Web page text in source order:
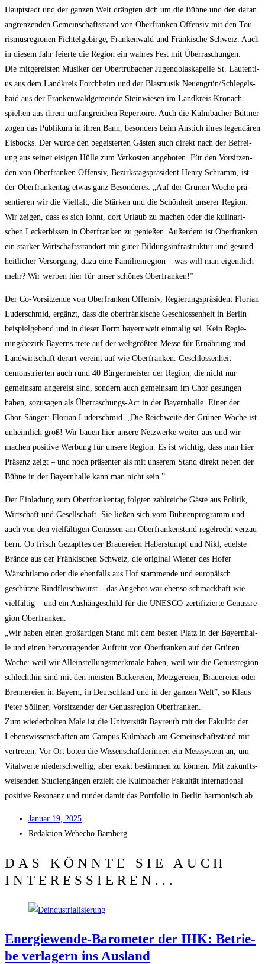
Haupt­stadt und der gan­zen Welt dräng­ten sich um die Büh­ne und den dar­an
angren­zen­den Gemein­schafts­stand von Ober­fran­ken Offen­siv mit den Tou­
ris­mus­re­gio­nen Fich­tel­ge­bir­ge, Fran­ken­wald und Frän­ki­sche Schweiz. Auch
in die­sem Jahr fei­er­te die Regi­on ein wah­res Fest mit Über­ra­schun­gen.
Die mit­ge­reis­ten Musi­ker der Ober­tru­ba­cher Jugend­blas­ka­pel­le St. Lau­ten­ti­
us aus dem Land­kreis Forch­heim und der Blas­mu­sik Neuengrün/​Schle­gels­
haid aus der Fran­ken­wald­ge­mein­de Stein­wie­sen im Land­kreis Kro­nach
spiel­ten aus ihrem umfang­rei­chen Reper­toire. Auch die Kulm­ba­cher Bütt­ner
zogen das Publi­kum in ihren Bann, beson­ders beim Anstich ihres legen­dä­ren
Eis­bocks. Der wur­de den begeis­ter­ten Gäs­ten auch direkt nach der Befrei­
ung aus sei­ner eisi­gen Hül­le zum Ver­kos­ten ange­bo­ten. Für den Vor­sit­zen­
den von Ober­fran­ken Offen­siv, Bezirks­tags­prä­si­dent Hen­ry Schramm, ist
der Ober­fran­ken­tag etwas ganz Beson­de­res: „Auf der Grü­nen Woche prä­
sen­tie­ren wir die Viel­falt, die Stär­ken und die Schön­heit unse­rer Regi­on:
Wir zei­gen, dass es sich lohnt, dort Urlaub zu machen oder die kuli­na­ri­
schen Lecker­bis­sen in Ober­fran­ken zu genie­ßen. Außer­dem ist Ober­fran­ken
ein star­ker Wirt­schafts­stand­ort mit guter Bil­dungs­in­fra­struk­tur und gesund­
heit­li­cher Ver­sor­gung, dazu eine Fami­li­en­re­gi­on – was will man eigent­lich
mehr? Wir wer­ben hier für unser schö­nes Oberfranken!”
Der Co-Vor­sit­zen­de von Ober­fran­ken Offen­siv, Regie­rungs­prä­si­dent Flo­ri­an
Luder­schmid, ergänzt, dass die ober­frän­ki­sche Geschlos­sen­heit in Ber­lin
bei­spiel­ge­bend und in die­ser Form bay­ern­weit ein­ma­lig sei. Kein Regie­
rungs­be­zirk Bay­erns tre­te auf der welt­größ­ten Mes­se für Ernäh­rung und
Land­wirt­schaft der­art ver­eint auf wie Ober­fran­ken. Geschlos­sen­heit
demons­trier­ten auch rund 40 Bür­ger­meis­ter der Regi­on, die nicht nur
gemein­sam ange­reist sind, son­dern auch gemein­sam im Chor gesun­gen
haben, sozu­sa­gen als Über­ra­schungs-Act in der Bay­ern­hal­le. Einer der
Chor-Sän­ger: Flo­ri­an Luder­schmid. „Die Reich­wei­te der Grü­nen Woche ist
unheim­lich groß! Wir bau­en hier unse­re Netz­wer­ke wei­ter aus und wir
machen posi­ti­ve Wer­bung für unse­re Regi­on. Es ist wich­tig, dass man hier
Prä­senz zeigt – und noch prä­sen­ter als mit unse­rem Stand direkt neben der
Büh­ne in der Bay­ern­hal­le kann man nicht sein.”
Der Ein­la­dung zum Ober­fran­ken­tag folg­ten zahl­rei­che Gäs­te aus Poli­tik,
Wirt­schaft und Gesell­schaft. Sie lie­ßen sich vom Büh­nen­pro­gramm und
auch von den viel­fäl­ti­gen Genüs­sen am Ober­fran­ken­stand regel­recht ver­zau­
bern. Ob frisch Gezapf­tes der Braue­rei­en Haber­stumpf und Nikl, edels­te
Brän­de aus der Frän­ki­schen Schweiz, die ori­gi­nal Wie­ner des Hofer
Wärscht­la­mo oder die eben­falls aus Hof stam­men­de und euro­pä­isch
geschütz­te Rind­fleisch­wurst – das Ange­bot war eben­so schmack­haft wie
viel­fäl­tig – und ein Aus­hän­ge­schild für die UNESCO-zer­ti­fi­zier­te Genuss­re­
gi­on Ober­fran­ken.
„Wir haben einen groß­ar­ti­gen Stand mit dem bes­ten Platz in der Bay­ern­hal­
le und einen her­vor­ra­gen­den Auf­tritt von Ober­fran­ken auf der Grü­nen
Woche: weil wir Allein­stel­lungs­merk­ma­le haben, weil wir die Genuss­re­gi­on
schlecht­hin sind mit den meis­ten Bäcke­rei­en, Metz­ge­rei­en, Braue­rei­en oder
Bren­ne­rei­en in Bay­ern, in Deutsch­land und in der gan­zen Welt”, so Klaus
Peter Söll­ner, Vor­sit­zen­der der Genuss­re­gi­on Ober­fran­ken.
Zum wie­der­hol­ten Male ist die Uni­ver­si­tät Bay­reuth mit der Fakul­tät der
Lebens­wis­sen­schaf­ten am Cam­pus Kulm­bach am Gemein­schafts­stand mit
ver­tre­ten. Vor Ort boten die Wis­sen­schaft­le­rin­nen ein Mess­sys­tem an, um
Vital­wer­te nie­der­schwel­lig, aber exakt bestim­men zu kön­nen. Mit zukunfts­
wei­sen­den Stu­di­en­gän­gen erzielt die Kulm­ba­cher Fakul­tät inter­na­tio­nal
posi­ti­ve Reso­nanz und run­det damit das Port­fo­lio in Ber­lin har­mo­nisch ab.
Janu­ar 19, 2025
Redak­ti­on Web­echo Bamberg
DAS KÖNNTE SIE AUCH
INTERESSIEREN...
Ener­gie­wen­de-Baro­me­ter der IHK: Betrie­
be ver­la­gern ins Ausland